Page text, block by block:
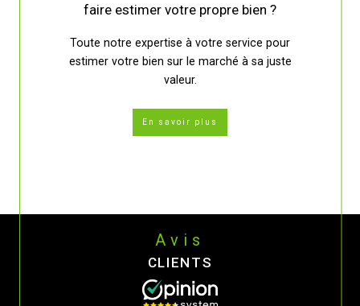
faire estimer votre propre bien ?
Toute notre expertise à votre service pour
estimer votre bien sur le marché à sa juste
valeur.
En savoir plus
Avis
CLIENTS